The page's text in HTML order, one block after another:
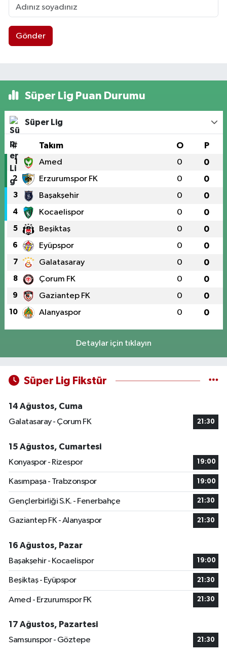
Gönder
Süper Lig Puan Durumu
Süper Lig
# Takım O P
1 Amed 0 0
2 Erzurumspor FK 0 0
3 Başakşehir 0 0
4 Kocaelispor 0 0
5 Beşiktaş 0 0
6 Eyüpspor 0 0
7 Galatasaray 0 0
8 Çorum FK 0 0
9 Gaziantep FK 0 0
10 Alanyaspor 0 0
Detaylar için tıklayın
Süper Lig Fikstür
14 Ağustos, Cuma
Galatasaray - Çorum FK
21:30
15 Ağustos, Cumartesi
Konyaspor - Rizespor
19:00
Kasımpaşa - Trabzonspor 19:00
Gençlerbirliği S.K. - Fenerbahçe 21:30
Gaziantep FK - Alanyaspor 21:30
16 Ağustos, Pazar
Başakşehir - Kocaelispor
19:00
Beşiktaş - Eyüpspor 21:30
Amed - Erzurumspor FK 21:30
17 Ağustos, Pazartesi
Samsunspor - Göztepe
21:30